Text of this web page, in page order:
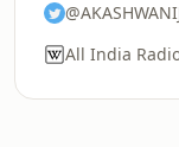
All India